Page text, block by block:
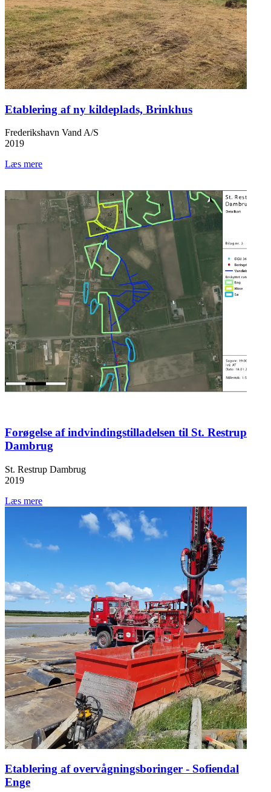
Etablering af ny kildeplads, Brinkhus
Frederikshavn Vand A/S
2019
Læs mere
Forøgelse af indvindingstilladelsen til St. Restrup
Dambrug
St. Restrup Dambrug
2019
Læs mere
Etablering af overvågningsboringer - Sofiendal
Enge